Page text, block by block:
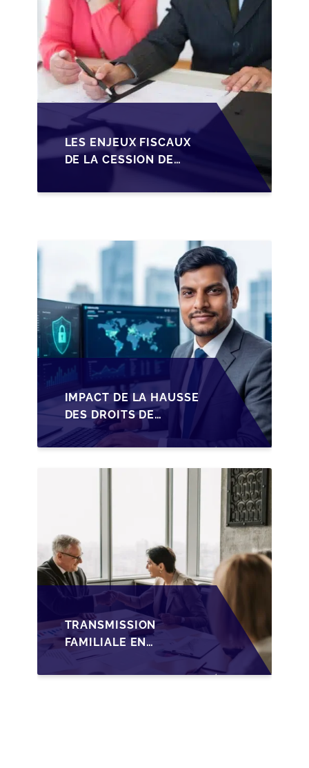
LES ENJEUX FISCAUX
DE LA CESSION DE
LES DIRIGEANTS DE
IMPACT DE LA HAUSSE
DES DROITS DE
SUCCESSION EN
WALLONIE SUR LA
TRANSMISSION
TRANSMISSION
FAMILIALE EN
WALLONIE :
NOUVELLES